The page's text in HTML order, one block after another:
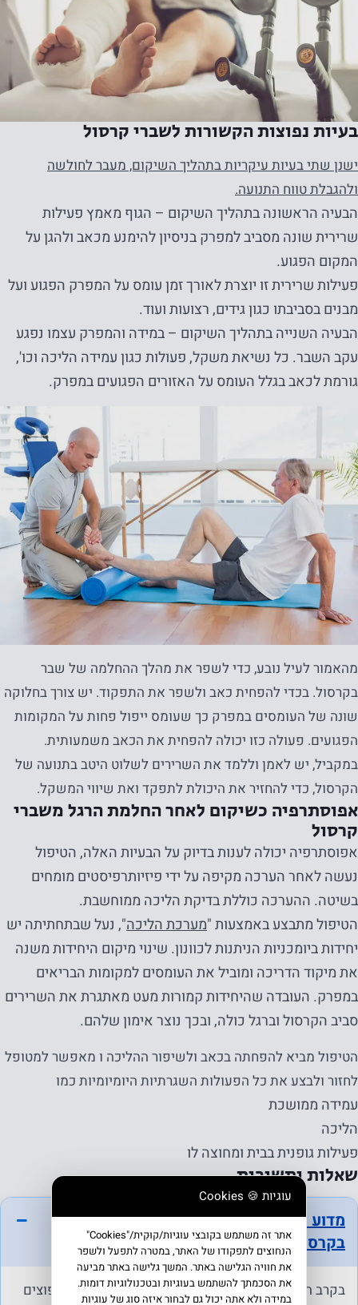
בעיות נפוצות הקשורות לשברי קרסול
ישנן שתי בעיות עיקריות בתהליך השיקום, מעבר לחולשה
ולהגבלת טווח התנועה.
הבעיה הראשונה בתהליך השיקום – הגוף מאמץ פעילות
שרירית שונה מסביב למפרק בניסיון להימנע מכאב ולהגן על
המקום הפגוע.
פעילות שרירית זו יוצרת לאורך זמן עומס על המפרק הפגוע ועל
מבנים בסביבתו כגון גידים, רצועות ועוד.
הבעיה השנייה בתהליך השיקום – במידה והמפרק עצמו נפגע
עקב השבר. כל נשיאת משקל, פעולות כגון עמידה הליכה וכו',
גורמת לכאב בגלל העומס על האזורים הפגועים במפרק.
מהאמור לעיל נובע, כדי לשפר את מהלך ההחלמה של שבר
בקרסול. בכדי להפחית כאב ולשפר את התפקוד. יש צורך בחלוקה
שונה של העומסים במפרק כך שעומס ייפול פחות על המקומות
הפגועים. פעולה כזו יכולה להפחית את הכאב משמעותית.
במקביל, יש לאמן וללמד את השרירים לשלוט היטב בתנועה של
הקרסול, כדי להחזיר את היכולת לתפקד ואת שיווי המשקל.
אפוסתרפיה כשיקום לאחר החלמת הרגל משברי
קרסול
אפוסתרפיה יכולה לענות בדיוק על הבעיות האלה, הטיפול
נעשה לאחר הערכה מקיפה על ידי פיזיותרפיסטים מומחים
בשיטה. ההערכה כוללת בדיקת הליכה ממוחשבת.
הטיפול מתבצע באמצעות "מערכת הליכה", נעל שבתחתיתה יש
יחידות ביומכניות הניתנות לכוונון. שינוי מיקום היחידות משנה
את מיקוד הדריכה ומוביל את העומסים למקומות הבריאים
במפרק. העובדה שהיחידות קמורות מעט מאתגרת את השרירים
סביב הקרסול וברגל כולה, ובכך נוצר אימון שלהם.
הטיפול מביא להפחתה בכאב ולשיפור ההליכה ו מאפשר למטופל
לחזור ולבצע את כל הפעולות השגרתיות היומיומיות כמו
עמידה ממושכת
הליכה
פעילות גופנית בבית ומחוצה לו
שאלות ותשובות
מדוע ספורטאים דווקא סובלים משברים
בקרסול?
בקרב האוכלוסייה העוסקת בספורט, שברים בקרסול נפוצים
עוגיות 🍪 Cookies
אתר זה משתמש בקובצי עוגיות/קוּקִית/"Cookies"
הנחוצים לתפקודו של האתר, במטרה לתפעל ולשפר
את חוויה הגלישה באתר. המשך גלישה באתר מביעה
את הסכמתך להשתמש בעוגיות ובטכנולוגיות דומות.
במידה ולא אתה יכול גם לבחור איזה סוג של עוגיות